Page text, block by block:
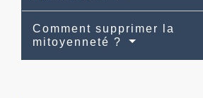
Comment supprimer la
mitoyenneté ?